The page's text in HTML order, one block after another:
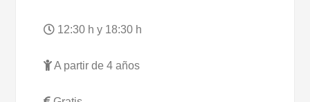
12:30 h y 18:30 h
A partir de 4 años